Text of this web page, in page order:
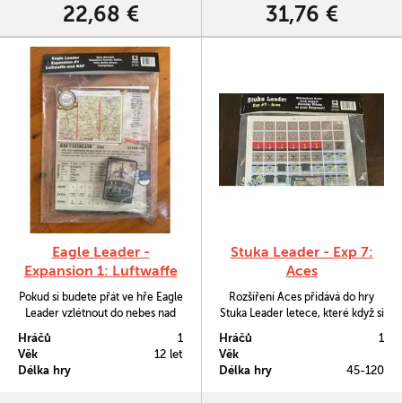
22,68 € 31,76 €
Eagle Leader -
Expansion 1: Luftwaffe
and RAF
Pokud si budete přát ve hře Eagle
Leader vzlétnout do nebes nad
německými letadly, budete k
tomu potřebovat tento Luftwaffe
and RAF Pack.
Hráčů
1
Věk
12 let
Délka hry
Stuka Leader - Exp 7:
Aces
Rozšíření Aces přidává do hry
Stuka Leader letece, které když si
Hráčů
1
Věk
Délka hry
45-120